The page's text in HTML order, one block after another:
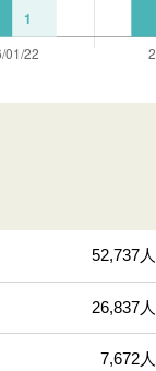
52,737人
26,837人
7,672人